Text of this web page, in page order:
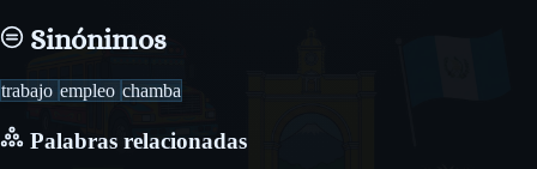
Sinónimos
trabajo empleo chamba
Palabras relacionadas